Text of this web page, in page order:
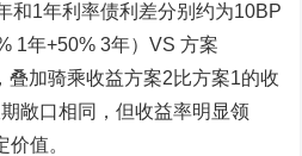
和1年利率债利差分别约为10BP
1年+50% 3年）VS 方案
叠加骑乘收益方案2比方案1的收
敞口相同，但收益率明显领
值。